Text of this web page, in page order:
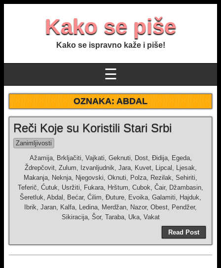
Kako se piše
Kako se ispravno kaže i piše!
☰
OZNAKA:ABDAL
Reči Koje su Koristili Stari Srbi
Zanimljivosti
Ažamija, Brkljačiti, Vajkati, Geknuti, Dost, Đidija, Egeda,
Ždrepčovit, Zulum, Izvanljudnik, Jara, Kuvet, Lipcal, Ljesak,
Makanja, Neknja, Njegovski, Oknuti, Polza, Rezilak, Sehiriti,
Teferič, Ćutuk, Usržiti, Fukara, Hrštum, Cubok, Čair, Džambasin,
Šeretluk, Abdal, Bećar, Ćilim, Đuture, Evoika, Galamiti, Hajduk,
Ibrik, Jaran, Kalfa, Ledina, Merdžan, Nazor, Obest, Pendžer,
Sikiracija, Šor, Taraba, Uka, Vakat
Read Post